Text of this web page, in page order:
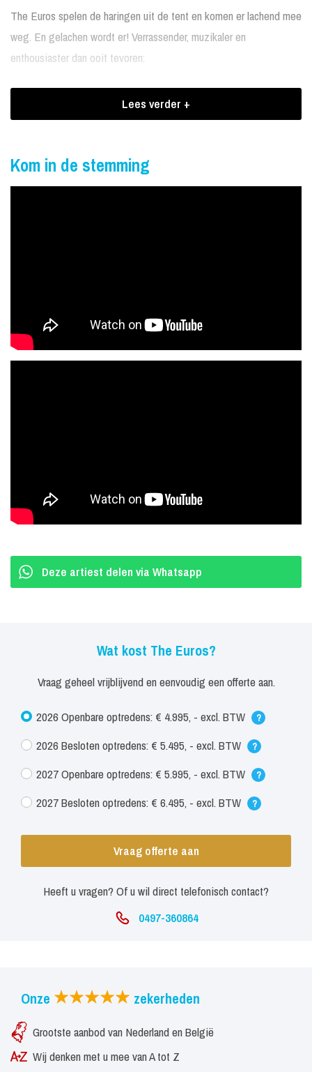
The Euros spelen de haringen uit de tent en komen er lachend mee
weg. En gelachen wordt er! Verrassender, muzikaler en
enthousiaster dan ooit tevoren:
Boekingen The Euros
Naast een zondvloed aan hits zorgt dit powertrio met hun briljante
op de Zwarte Cross, de Nijmeegse Vierdaagse, in Hongkong en
Afghanistan komt het totaal op een verbijsterend aantal van meer
verandering eens van een waanzinnig trio zonder schuldgevoel..!
We hope to see you on tour!!
Lees verder +
Kom in de stemming
Deze artiest delen via Whatsapp
Wat kost The Euros?
Vraag geheel vrijblijvend en eenvoudig een offerte aan.
2026 Openbare optredens: € 4.995, - excl. BTW ?
2026 Besloten optredens: € 5.495, - excl. BTW ?
2027 Openbare optredens: € 5.995, - excl. BTW ?
2027 Besloten optredens: € 6.495, - excl. BTW ?
Vraag offerte aan
Heeft u vragen? Of u wil direct telefonisch contact?
0497-360864
Onze zekerheden
Grootste aanbod van Nederland en België
Wij denken met u mee van A tot Z